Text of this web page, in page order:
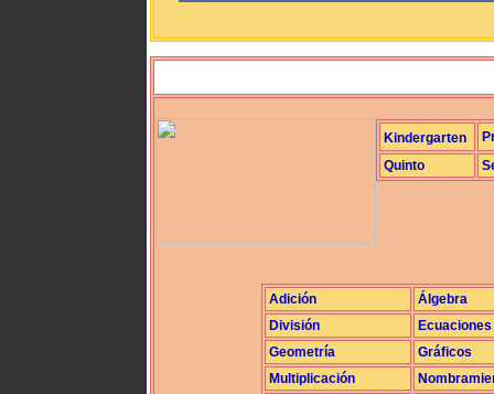
Kindergarten
Quinto
Adición
Álgebra
División
Ecuaciones
Geometría
Gráficos
Multiplicación